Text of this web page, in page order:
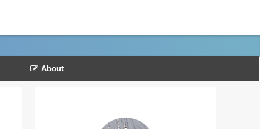
About